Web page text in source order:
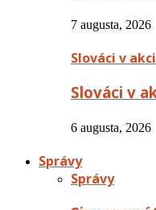
7 augusta, 2026
Slováci v
Slováci v
6 augusta, 2026
Správy
Správy